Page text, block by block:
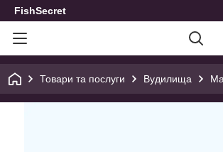
FishSecret
Товари та послуги Вудилища